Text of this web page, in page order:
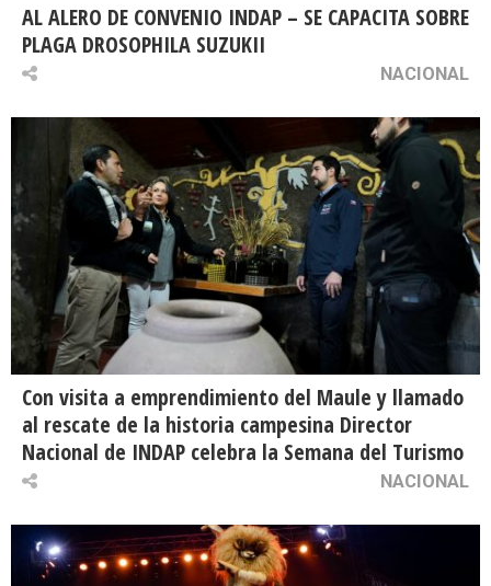
AL ALERO DE CONVENIO INDAP – SE CAPACITA SOBRE
PLAGA DROSOPHILA SUZUKII
NACIONAL
Con visita a emprendimiento del Maule y llamado
al rescate de la historia campesina Director
Nacional de INDAP celebra la Semana del Turismo
NACIONAL